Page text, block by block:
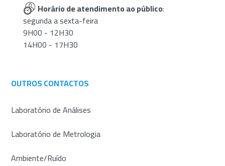
Horário de atendimento ao público:
segunda a sexta-feira
9H00 - 12H30
14H00 - 17H30
OUTROS CONTACTOS
Laboratório de Análises
Laboratório de Metrologia
Ambiente/Ruído